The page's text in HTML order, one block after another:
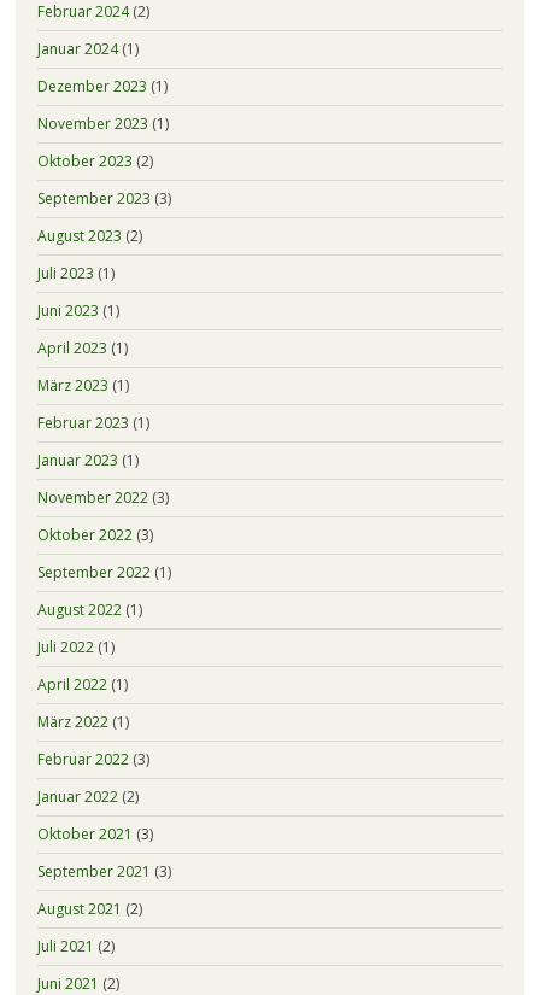
Februar 2024(2)
Januar 2024(1)
Dezember 2023 (1)
November 2023 (1)
Oktober 2023 (2)
September 2023 (3)
August 2023 (2)
Juli 2023 (1)
Juni 2023 (1)
April 2023 (1)
März 2023 (1)
Februar 2023 (1)
Januar 2023 (1)
November 2022(3)
Oktober 2022(3)
September 2022(1)
August 2022(1)
Juli 2022(1)
April 2022(1)
März 2022(1)
Februar 2022(3)
Januar 2022(2)
Oktober 2021 (3)
September 2021 (3)
August 2021 (2)
Juli 2021 (2)
Juni 2021 (2)